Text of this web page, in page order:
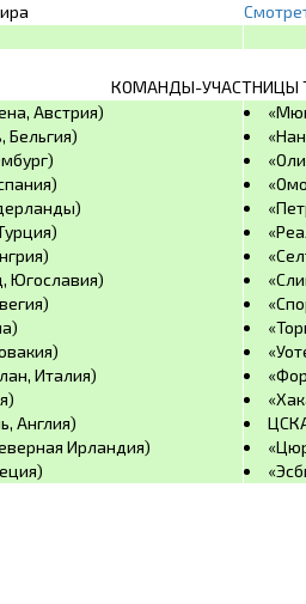
КОМАНДЫ-УЧАСТНИЦЫ
Австрия)
Бельгия)
Югославия)
Италия)
Англия)
Ирландия)